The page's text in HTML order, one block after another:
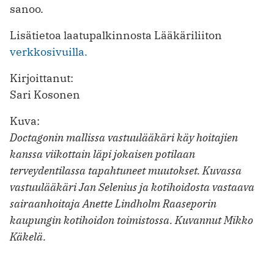
sanoo.
Lisätietoa laatupalkinnosta Lääkäriliiton
verkkosivuilla.
Kirjoittanut:
Sari Kosonen
Kuva:
Doctagonin mallissa vastuulääkäri käy hoitajien
kanssa viikottain läpi jokaisen potilaan
terveydentilassa tapahtuneet muutokset. Kuvassa
vastuulääkäri Jan Selenius ja kotihoidosta vastaava
sairaanhoitaja Anette Lindholm Raaseporin
kaupungin kotihoidon toimistossa. Kuvannut Mikko
Käkelä.